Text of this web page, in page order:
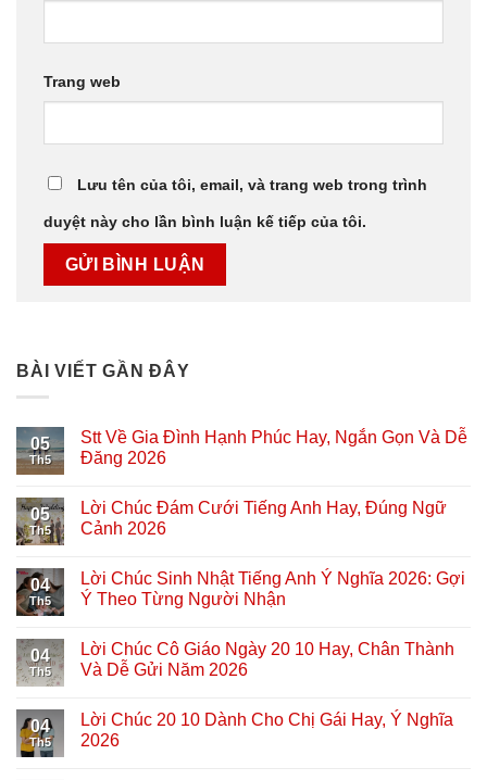
Trang web
Lưu tên của tôi, email, và trang web trong trình
duyệt này cho lần bình luận kế tiếp của tôi.
BÀI VIẾT GẦN ĐÂY
05
Th5
Stt Về Gia Đình Hạnh Phúc Hay, Ngắn Gọn Và Dễ
Đăng 2026
05
Th5
Lời Chúc Đám Cưới Tiếng Anh Hay, Đúng Ngữ
Cảnh 2026
04
Th5
Lời Chúc Sinh Nhật Tiếng Anh Ý Nghĩa 2026: Gợi
Ý Theo Từng Người Nhận
04
Th5
Lời Chúc Cô Giáo Ngày 20 10 Hay, Chân Thành
Và Dễ Gửi Năm 2026
04
Th5
Lời Chúc 20 10 Dành Cho Chị Gái Hay, Ý Nghĩa
2026